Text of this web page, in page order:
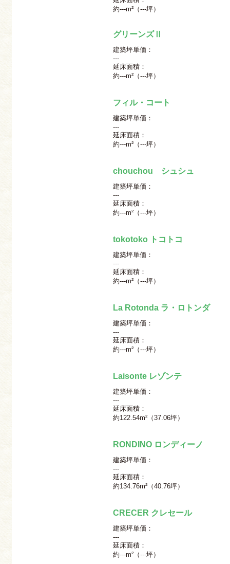
約---m²（---坪）
グリーンズⅡ
建築坪単価：
---
延床面積：
約---m²（---坪）
フィル・コート
建築坪単価：
---
延床面積：
約---m²（---坪）
chouchou シュシュ
建築坪単価：
---
延床面積：
約---m²（---坪）
tokotoko トコトコ
建築坪単価：
---
延床面積：
約---m²（---坪）
La Rotonda ラ・ロトンダ
建築坪単価：
---
延床面積：
約---m²（---坪）
Laisonte レゾンテ
建築坪単価：
---
延床面積：
約122.54m²（37.06坪）
RONDINO ロンディーノ
建築坪単価：
---
延床面積：
約134.76m²（40.76坪）
CRECER クレセール
建築坪単価：
---
延床面積：
約---m²（---坪）